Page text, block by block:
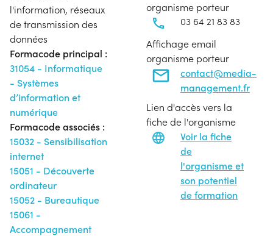
l'information, réseaux
de transmission des
données
Formacode principal :
31054 - Informatique
- Systèmes
d’information et
numérique
Formacode associés :
15032 - Sensibilisation
internet
15051 - Découverte
ordinateur
15052 - Bureautique
15061 -
Accompagnement
organisme porteur
03 64 21 83 83
Affichage email
organisme porteur
contact@media-
management.fr
Lien d'accès vers la
fiche de l'organisme
Voir la fiche
de
l'organisme et
son potentiel
de formation